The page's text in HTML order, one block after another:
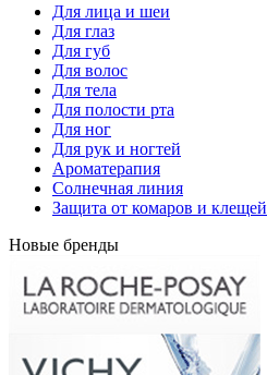
Для лица и шеи
Для глаз
Для губ
Для волос
Для тела
Для полости рта
Для ног
Для рук и ногтей
Ароматерапия
Солнечная линия
Защита от комаров и клещей
Новые бренды